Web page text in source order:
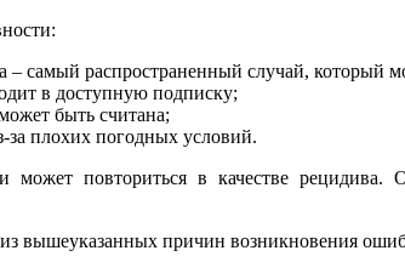
самый распространенный случай, который
в доступную подписку;
быть считана;
за плохих погодных условий.
может повториться в качестве
вышеуказанных причин возникновения